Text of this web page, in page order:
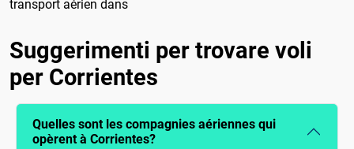
transport aérien dans
Suggerimenti per trovare voli
per Corrientes
Quelles sont les compagnies aériennes qui
opèrent à Corrientes?